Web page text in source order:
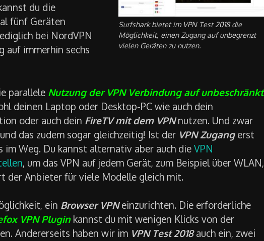
Surfshark bietet im VPN Test 2018 die
Möglichkeit, einen Zugang auf unbegrenzt
vielen Geräten zu nutzen.
du die
fünf Geräten
bei NordVPN
auf immerhin sechs
parallele Nutzung der VPN Verbindung auf unbeschränkt
deinen Laptop oder Desktop-PC wie auch dein
oder auch dein FireTV mit dem VPNnutzen. Und zwar
das zudem sogar gleichzeitig! Ist der VPN Zugangerst
Weg. Du kannst alternativ aber auch die VPN
, um das VPN auf jedem Gerät, zum Beispiel über WLAN,
der Anbieter für viele Modelle gleich mit.
ein Browser VPNeinzurichten. Die erforderliche
VPN Pluginkannst du mit wenigen Klicks von der
Andererseits haben wir im VPN Test 2018auch ein, zwei